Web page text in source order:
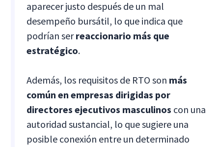
aparecer justo después de un mal
desempeño bursátil, lo que indica que
podrían serreaccionario más que
estratégico.
Además, los requisitos de RTO son más
común en empresas dirigidas por
directores ejecutivos masculinos con una
autoridad sustancial, lo que sugiere una
posible conexión entre un determinado